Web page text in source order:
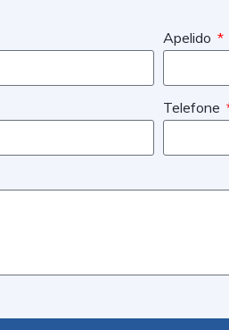
Apelido
Telefone